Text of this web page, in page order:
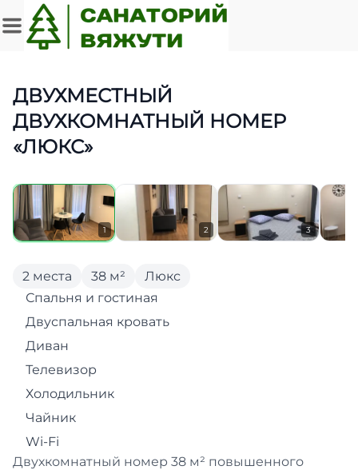
ДВУХМЕСТНЫЙ
ДВУХКОМНАТНЫЙ НОМЕР
«ЛЮКС»
1 2 3
2 места 38 м²
Люкс
Спальня и гостиная
Двуспальная кровать
Диван
Телевизор
Холодильник
Чайник
Wi‑Fi
Двухкомнатный номер 38 м² повышенного